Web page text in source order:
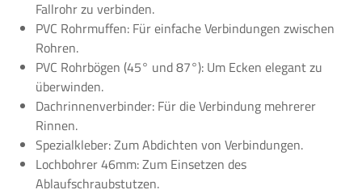
Fallrohr zu verbinden.
PVC Rohrmuffen: Für einfache Verbindungen zwischen
Rohren.
PVC Rohrbögen (45° und 87°): Um Ecken elegant zu
überwinden.
Dachrinnenverbinder: Für die Verbindung mehrerer
Rinnen.
Spezialkleber: Zum Abdichten von Verbindungen.
Lochbohrer 46mm: Zum Einsetzen des
Ablaufschraubstutzen.